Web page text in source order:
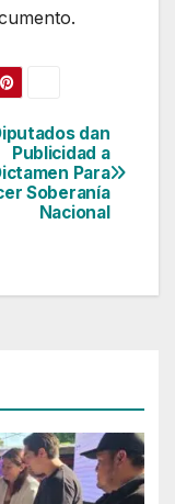
dan
Publicidad a
Para
Soberanía
Nacional